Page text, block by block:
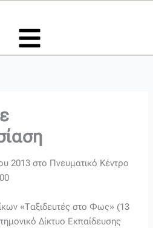
2013 στο Πνευματικό Κέντρο
«Ταξιδευτές στο Φως» (13
Δίκτυο Εκπαίδευσης